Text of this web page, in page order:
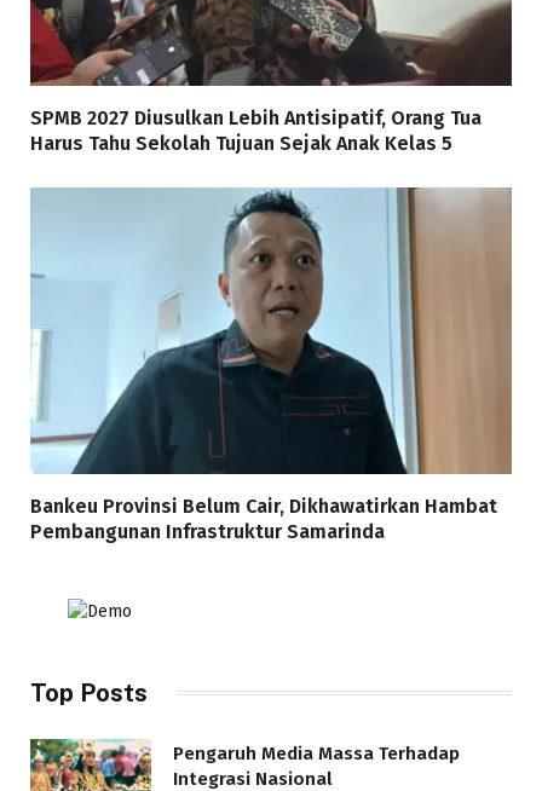
SPMB 2027 Diusulkan Lebih Antisipatif, Orang Tua
Harus Tahu Sekolah Tujuan Sejak Anak Kelas 5
Bankeu Provinsi Belum Cair, Dikhawatirkan Hambat
Pembangunan Infrastruktur Samarinda
Top Posts
Pengaruh Media Massa Terhadap
Integrasi Nasional